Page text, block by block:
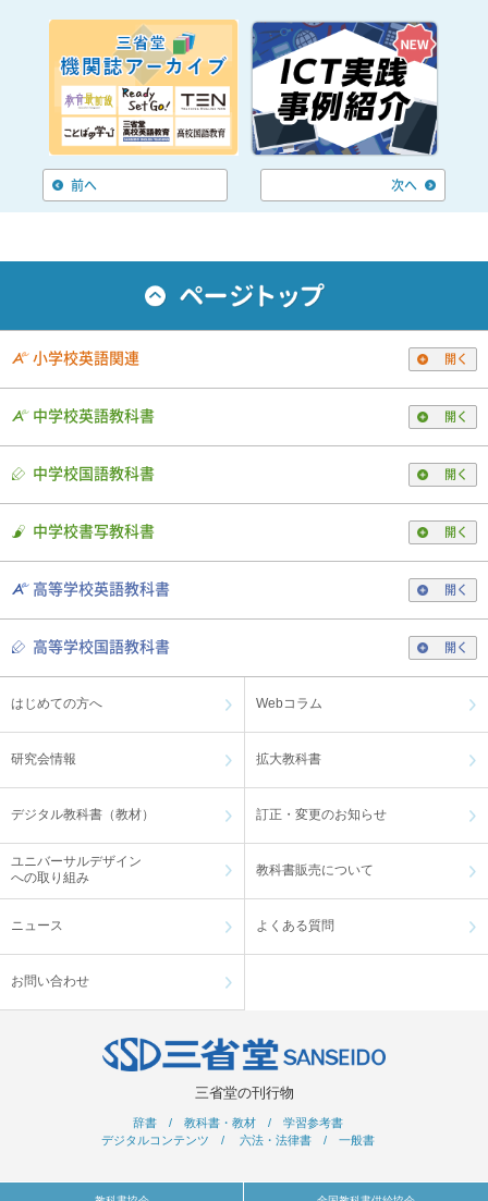
前へ 次へ
小学校英語関連 開く
中学校英語教科書 開く
中学校国語教科書 開く
中学校書写教科書 開く
高等学校英語教科書 開く
高等学校国語教科書 開く
はじめての方へ Webコラム
研究会情報 拡大教科書
デジタル教科書（教材） 訂正・変更のお知らせ
ユニバーサルデザイン
への取り組み
教科書販売について
ニュース よくある質問
お問い合わせ
三省堂の刊行物
辞書 / 教科書・教材 / 学習参考書
デジタルコンテンツ / 六法・法律書 / 一般書